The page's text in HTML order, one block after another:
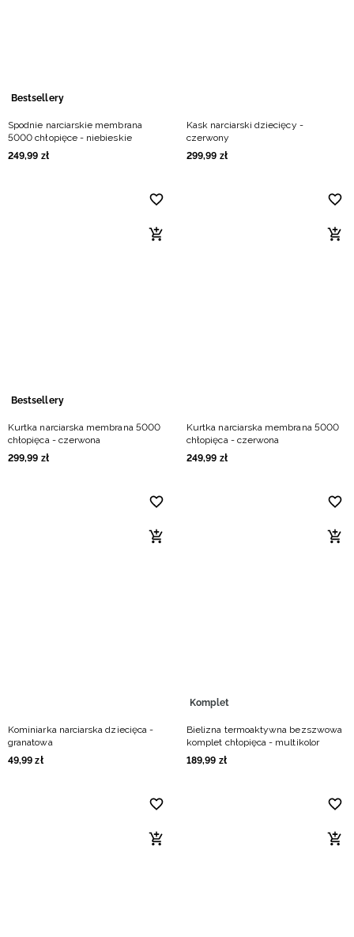
Bestsellery
Spodnie narciarskie membrana
5000 chłopięce - niebieskie
249,99 zł
Kask narciarski dziecięcy -
czerwony
299,99 zł
Bestsellery
Kurtka narciarska membrana 5000
chłopięca - czerwona
299,99 zł
Kurtka narciarska membrana 5000
chłopięca - czerwona
249,99 zł
Kominiarka narciarska dziecięca -
granatowa
49,99 zł
Komplet
Bielizna termoaktywna bezszwowa
komplet chłopięca - multikolor
189,99 zł